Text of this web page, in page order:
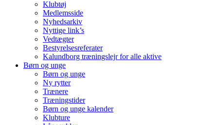
Klubtøj
Medlemsside
Nyhedsarkiv
Nyttige link’s
Vedtægter
Bestyrelsesreferater
Kalundborg træningslejr for alle aktive
Børn og unge
Børn og unge
Ny rytter
Trænere
Træningstider
Børn og unge kalender
Klubture